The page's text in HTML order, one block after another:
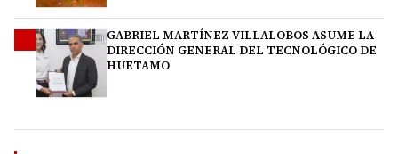
GABRIEL MARTÍNEZ VILLALOBOS ASUME LA
DIRECCIÓN GENERAL DEL TECNOLÓGICO DE
HUETAMO